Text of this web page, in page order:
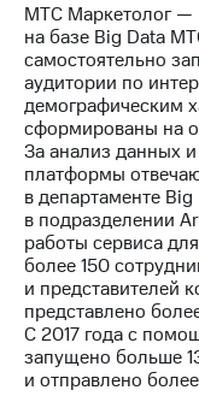
На главную
МТС Маркетолог —
на базе Big Data
самостоятельно
аудитории по
демографическим
сформированы на
За анализ данных
платформы
в департаменте
в подразделении
работы сервиса
более 150
и представителей
представлено
С 2017 года с
запущено больше
и отправлено